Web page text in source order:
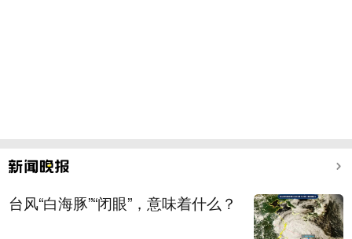
台风“白海豚”“闭眼”，意味着什么？